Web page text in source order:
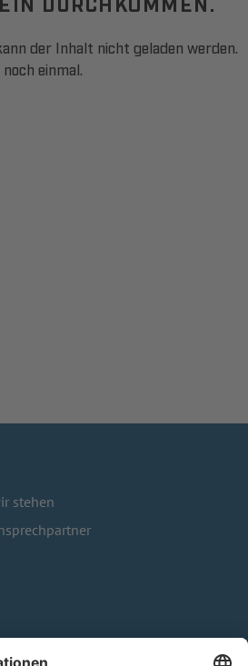
der Inhalt nicht geladen werden.
einmal.
stehen